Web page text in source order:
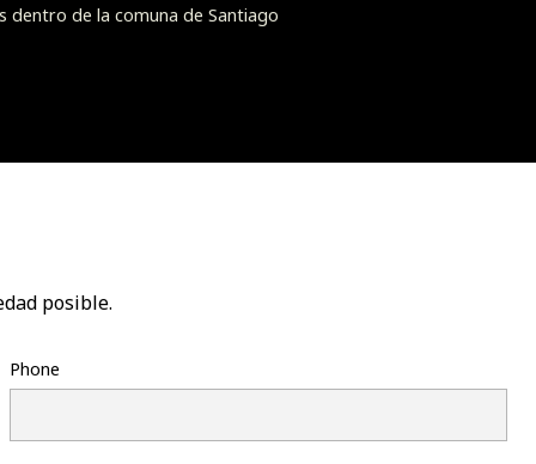
dentro de la comuna de Santiago
posible.
Phone